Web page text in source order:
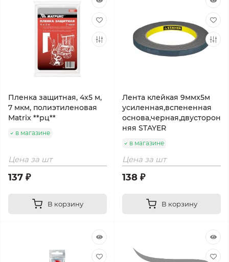
Пленка защитная, 4х5 м,
7 мкм, полиэтиленовая
Matrix **рц**
в магазине
Цена за шт
137 ₽
В корзину
Лента клейкая 9ммх5м
усиленная,вспененная
основа,черная,двусторон
няя STAYER
в магазине
Цена за шт
138 ₽
В корзину